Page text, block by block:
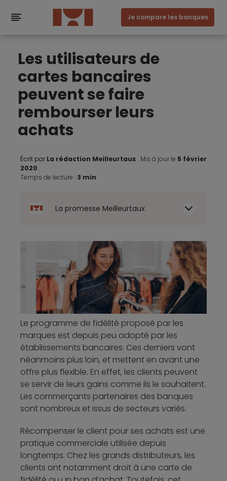
Je compare les banques
Les utilisateurs de
cartes bancaires
peuvent se faire
rembourser leurs
achats
Écrit par La rédaction Meilleurtaux . Mis à jour le 5 février
2020 .
Temps de lecture : 3 min
La promesse Meilleurtaux
Le programme de fidélité proposé par les
marques est depuis peu adopté par les
établissements bancaires. Ces derniers vont
néanmoins plus loin, et mettent en avant une
offre plus flexible. En effet, les clients peuvent
se servir de leurs gains comme ils le souhaitent.
Les commerçants partenaires des banques
sont nombreux et issus de secteurs variés.
Récompenser le client pour ses achats est une
pratique commerciale utilisée depuis
longtemps. Chez les grands distributeurs, les
clients ont notamment droit à une carte de